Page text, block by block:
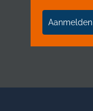
Aanmelden